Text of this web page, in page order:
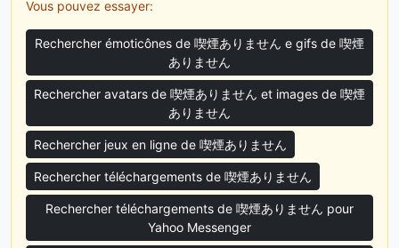
Vous pouvez essayer:
Rechercher émoticônes de 喫煙ありません e gifs de 喫煙
ありません
Rechercher avatars de 喫煙ありません et images de 喫煙
ありません
Rechercher jeux en ligne de 喫煙ありません
Rechercher téléchargements de 喫煙ありません
Rechercher téléchargements de 喫煙ありません pour
Yahoo Messenger